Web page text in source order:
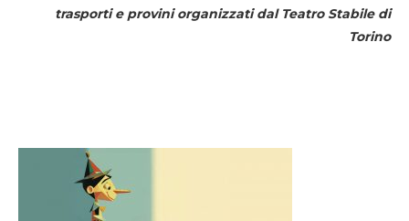
trasporti e provini organizzati dal Teatro Stabile di
Torino